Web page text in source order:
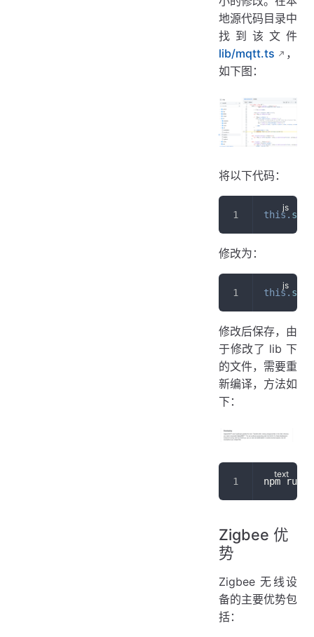
地源代码目录中
找到该文件
lib/mqtt.ts
，
如下图：
将以下代码：
this .
修改为：
this .
修改后保存，由
于修改了 lib 下
的文件，需要重
新编译，方法如
下：
npm run
Zigbee 优
势
Zigbee 无线设
备的主要优势包
括：